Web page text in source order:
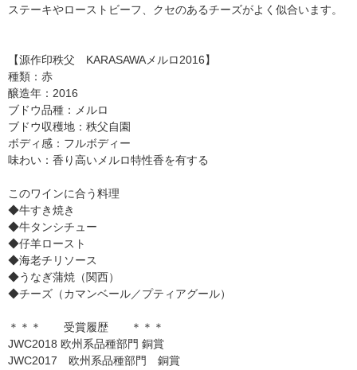
ステーキやローストビーフ、クセのあるチーズがよく似合います。
【源作印秩父 KARASAWAメルロ2016】
種類：赤
醸造年：2016
ブドウ品種：メルロ
ブドウ収穫地：秩父自園
ボディ感：フルボディー
味わい：香り高いメルロ特性香を有する
このワインに合う料理
◆牛すき焼き
◆牛タンシチュー
◆仔羊ロースト
◆海老チリソース
◆うなぎ蒲焼（関西）
◆チーズ（カマンベール／プティアグール）
＊＊＊ 受賞履歴 ＊＊＊
JWC2018 欧州系品種部門 銅賞
JWC2017 欧州系品種部門 銅賞